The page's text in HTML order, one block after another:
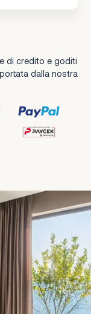
di credito e goditi
dalla nostra